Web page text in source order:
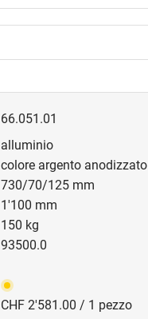
66.051.01
alluminio
colore argento anodizzato
730/70/125 mm
1'100 mm
150 kg
93500.0
CHF 2'581.00 / 1 pezzo